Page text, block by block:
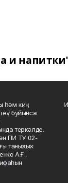
и
һәм киң
буйынса
теркәлде.
ПИ ТУ 02-
таныҡлыҡ.
А.Ғ.,